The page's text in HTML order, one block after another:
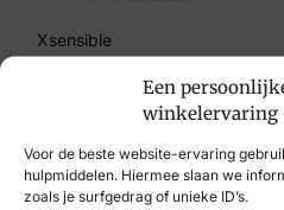
Een
winkelervaring
Voor de beste website-ervaring
hulpmiddelen. Hiermee slaan we
zoals je surfgedrag of unieke ID’s.
Artikelnummer
6311 608 2020 Wit K
Xsensible